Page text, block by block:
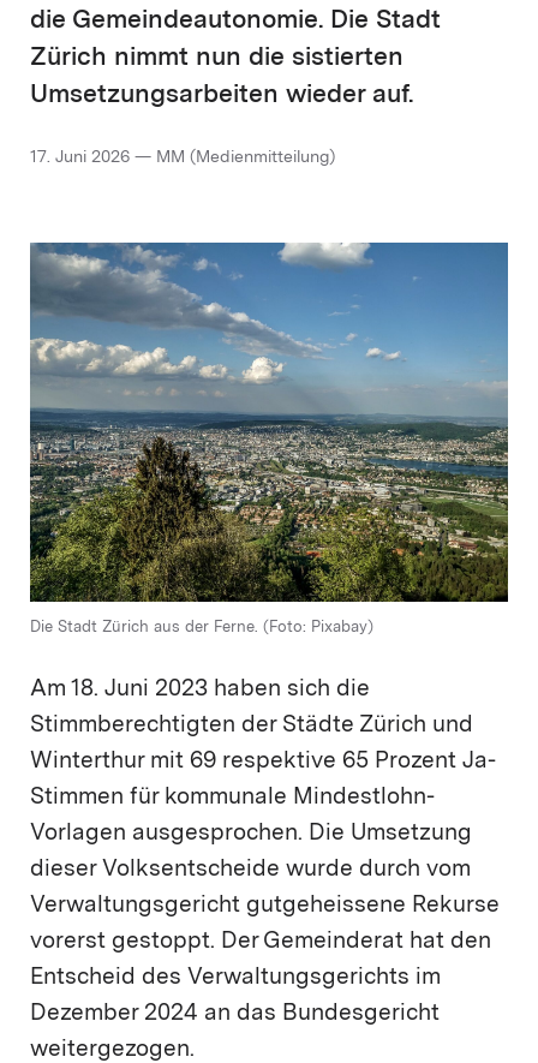
die Gemeindeautonomie. Die Stadt
Zürich nimmt nun die sistierten
Umsetzungsarbeiten wieder auf.
17. Juni 2026 — MM (Medienmitteilung)
Die Stadt Zürich aus der Ferne. (Foto: Pixabay)
Am 18. Juni 2023 haben sich die
Stimmberechtigten der Städte Zürich und
Winterthur mit 69 respektive 65 Prozent Ja-
Stimmen für kommunale Mindestlohn-
Vorlagen ausgesprochen. Die Umsetzung
dieser Volksentscheide wurde durch vom
Verwaltungsgericht gutgeheissene Rekurse
vorerst gestoppt. Der Gemeinderat hat den
Entscheid des Verwaltungsgerichts im
Dezember 2024 an das Bundesgericht
weitergezogen.